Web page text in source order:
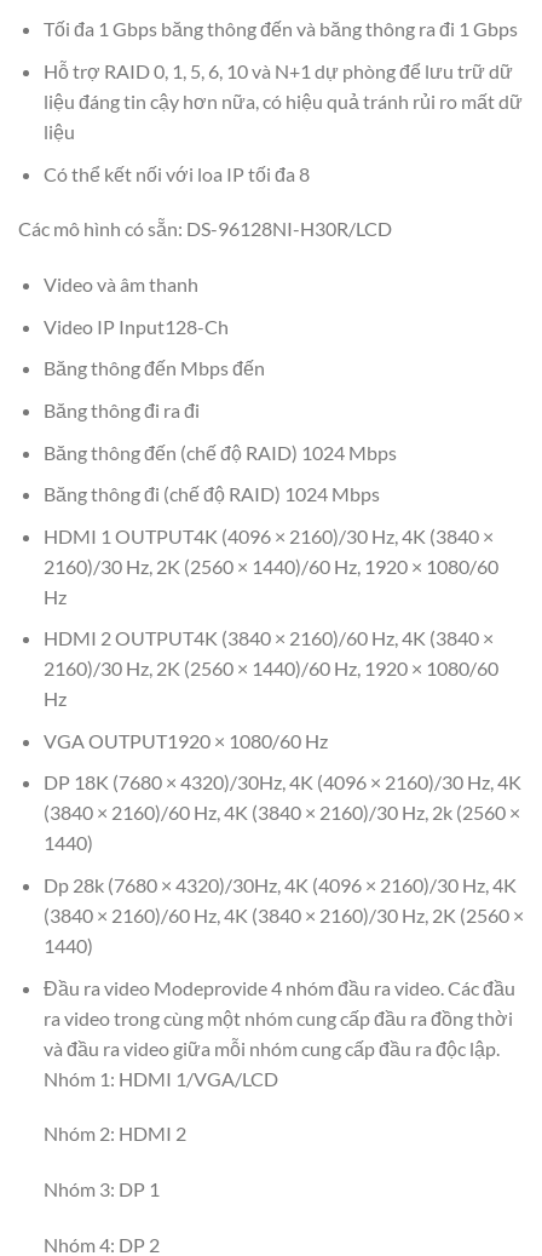
Tối đa 1 Gbps băng thông đến và băng thông ra đi 1 Gbps
Hỗ trợ RAID 0, 1, 5, 6, 10 và N+1 dự phòng để lưu trữ dữ
liệu đáng tin cậy hơn nữa, có hiệu quả tránh rủi ro mất dữ
liệu
Có thể kết nối với loa IP tối đa 8
Các mô hình có sẵn: DS-96128NI-H30R/LCD
Video và âm thanh
Video IP Input128-Ch
Băng thông đến Mbps đến
Băng thông đi ra đi
Băng thông đến (chế độ RAID) 1024 Mbps
Băng thông đi (chế độ RAID) 1024 Mbps
HDMI 1 OUTPUT4K (4096 × 2160)/30 Hz, 4K (3840 ×
2160)/30 Hz, 2K (2560 × 1440)/60 Hz, 1920 × 1080/60
Hz
HDMI 2 OUTPUT4K (3840 × 2160)/60 Hz, 4K (3840 ×
2160)/30 Hz, 2K (2560 × 1440)/60 Hz, 1920 × 1080/60
Hz
VGA OUTPUT1920 × 1080/60 Hz
DP 18K (7680 × 4320)/30Hz, 4K (4096 × 2160)/30 Hz, 4K
(3840 × 2160)/60 Hz, 4K (3840 × 2160)/30 Hz, 2k (2560 ×
1440)
Dp 28k (7680 × 4320)/30Hz, 4K (4096 × 2160)/30 Hz, 4K
(3840 × 2160)/60 Hz, 4K (3840 × 2160)/30 Hz, 2K (2560 ×
1440)
Đầu ra video Modeprovide 4 nhóm đầu ra video. Các đầu
ra video trong cùng một nhóm cung cấp đầu ra đồng thời
và đầu ra video giữa mỗi nhóm cung cấp đầu ra độc lập.
Nhóm 1: HDMI 1/VGA/LCD
Nhóm 2: HDMI 2
Nhóm 3: DP 1
Nhóm 4: DP 2